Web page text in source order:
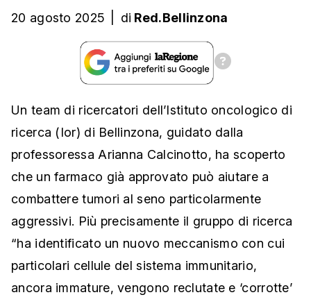
20 agosto 2025 di Red.Bellinzona
Un team di ricercatori dell’Istituto oncologico di
ricerca (Ior) di Bellinzona, guidato dalla
professoressa Arianna Calcinotto, ha scoperto
che un farmaco già approvato può aiutare a
combattere tumori al seno particolarmente
aggressivi. Più precisamente il gruppo di ricerca
“ha identificato un nuovo meccanismo con cui
particolari cellule del sistema immunitario,
ancora immature, vengono reclutate e ‘corrotte’